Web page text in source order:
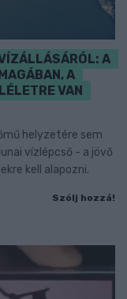
A
A
VAN
helyzetére sem
vízlépcső - a jövő
kell alapozni.
Szólj hozzá!